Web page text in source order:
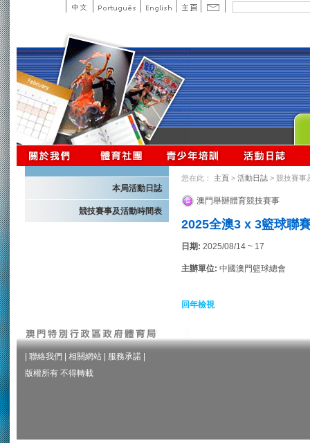
本局活動日誌
競技賽事及活動時間表
您在此： 主頁 > 活動日誌 > 競技賽事
澳門舉辦體育競技賽事
2025全澳3 x 3籃球聯
日期: 2025/08/14 ~ 17
主辦單位: 中國澳門籃球總會
回年檢視
聯絡我們 相關網站 服務承諾
版權所有 不得轉載